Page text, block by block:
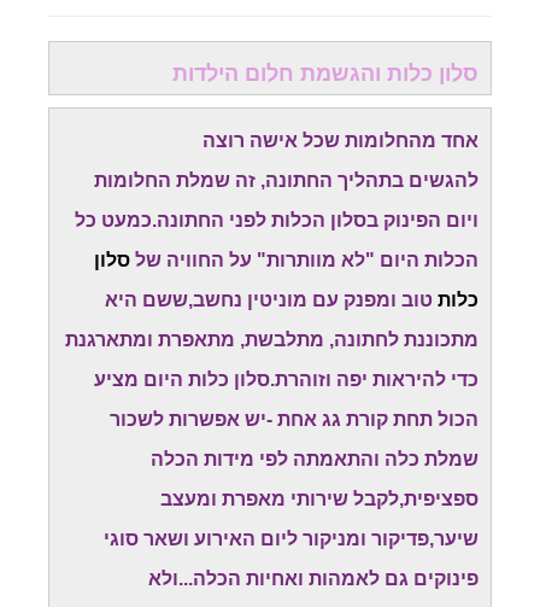
סלון כלות והגשמת חלום הילדות
אחד מהחלומות שכל אישה רוצה
להגשים בתהליך החתונה, זה שמלת החלומות
ויום הפינוק בסלון הכלות לפני החתונה.כמעט כל
הכלות היום "לא מוותרות" על החוויה של סלון
כלות טוב ומפנק עם מוניטין נחשב,ששם היא
מתכוננת לחתונה, מתלבשת, מתאפרת ומתארגנת
כדי להיראות יפה וזוהרת.סלון כלות היום מציע
הכול תחת קורת גג אחת -יש אפשרות לשכור
שמלת כלה והתאמתה לפי מידות הכלה
ספציפית,לקבל שירותי מאפרת ומעצב
שיער,פדיקור ומניקור ליום האירוע ושאר סוגי
פינוקים גם לאמהות ואחיות הכלה...ולא